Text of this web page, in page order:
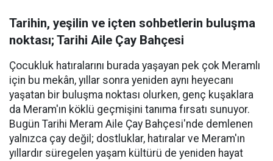
Tarihin, yeşilin ve içten sohbetlerin buluşma
noktası; Tarihi Aile Çay Bahçesi
Çocukluk hatıralarını burada yaşayan pek çok Meramlı
için bu mekân, yıllar sonra yeniden aynı heyecanı
yaşatan bir buluşma noktası olurken, genç kuşaklara
da Meram'ın köklü geçmişini tanıma fırsatı sunuyor.
Bugün Tarihi Meram Aile Çay Bahçesi'nde demlenen
yalnızca çay değil; dostluklar, hatıralar ve Meram'ın
yıllardır süregelen yaşam kültürü de yeniden hayat